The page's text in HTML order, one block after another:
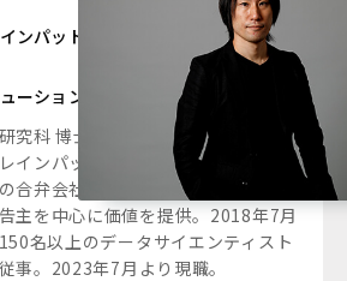
ンパッド
ーションユニット副統括
究科 博士前期課程修了。2010年に
インパッドに入社。ブレインパッド
合弁会社にて、Yahoo! Japanの大
主を中心に価値を提供。2018年7月
名以上のデータサイエンティスト
事。2023年7月より現職。